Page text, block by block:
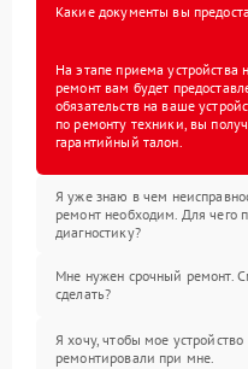
Какие документы вы
На этапе приема
ремонт вам будет
обязательств на ваше
по ремонту техники, вы
гарантийный талон.
Я уже знаю в чем
ремонт необходим. Для чего
диагностику?
Мне нужен срочный ремонт.
сделать?
Я хочу, чтобы мое устройство
ремонтировали при мне.